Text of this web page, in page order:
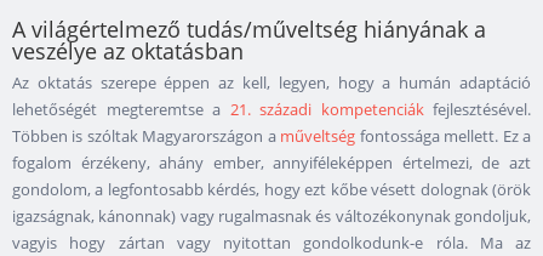
A világértelmező tudás/műveltség hiányának a
veszélye az oktatásban
Az oktatás szerepe éppen az kell, legyen, hogy a humán adaptáció
lehetőségét megteremtse a 21. századi kompetenciákfejlesztésével.
Többen is szóltak Magyarországon a műveltség fontossága mellett. Ez a
fogalom érzékeny, ahány ember, annyiféleképpen értelmezi, de azt
gondolom, a legfontosabb kérdés, hogy ezt kőbe vésett dolognak (örök
igazságnak, kánonnak) vagy rugalmasnak és változékonynak gondoljuk,
vagyis hogy zártan vagy nyitottan gondolkodunk-e róla. Ma az